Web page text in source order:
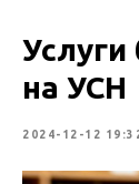
на УСН
2024-12-12